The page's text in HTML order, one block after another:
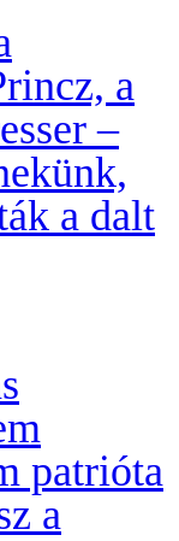
a
–
a dalt
patrióta
a